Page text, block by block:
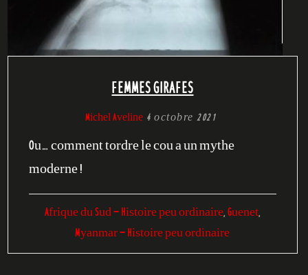
FEMMES GIRAFES
Michel Aveline 4 octobre 2021
Ou… comment tordre le cou a un mythe
moderne !
Afrique du Sud - Histoire peu ordinaire, Guenet,
Myanmar - Histoire peu ordinaire